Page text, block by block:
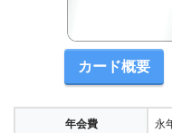
カード概要
年会費 永